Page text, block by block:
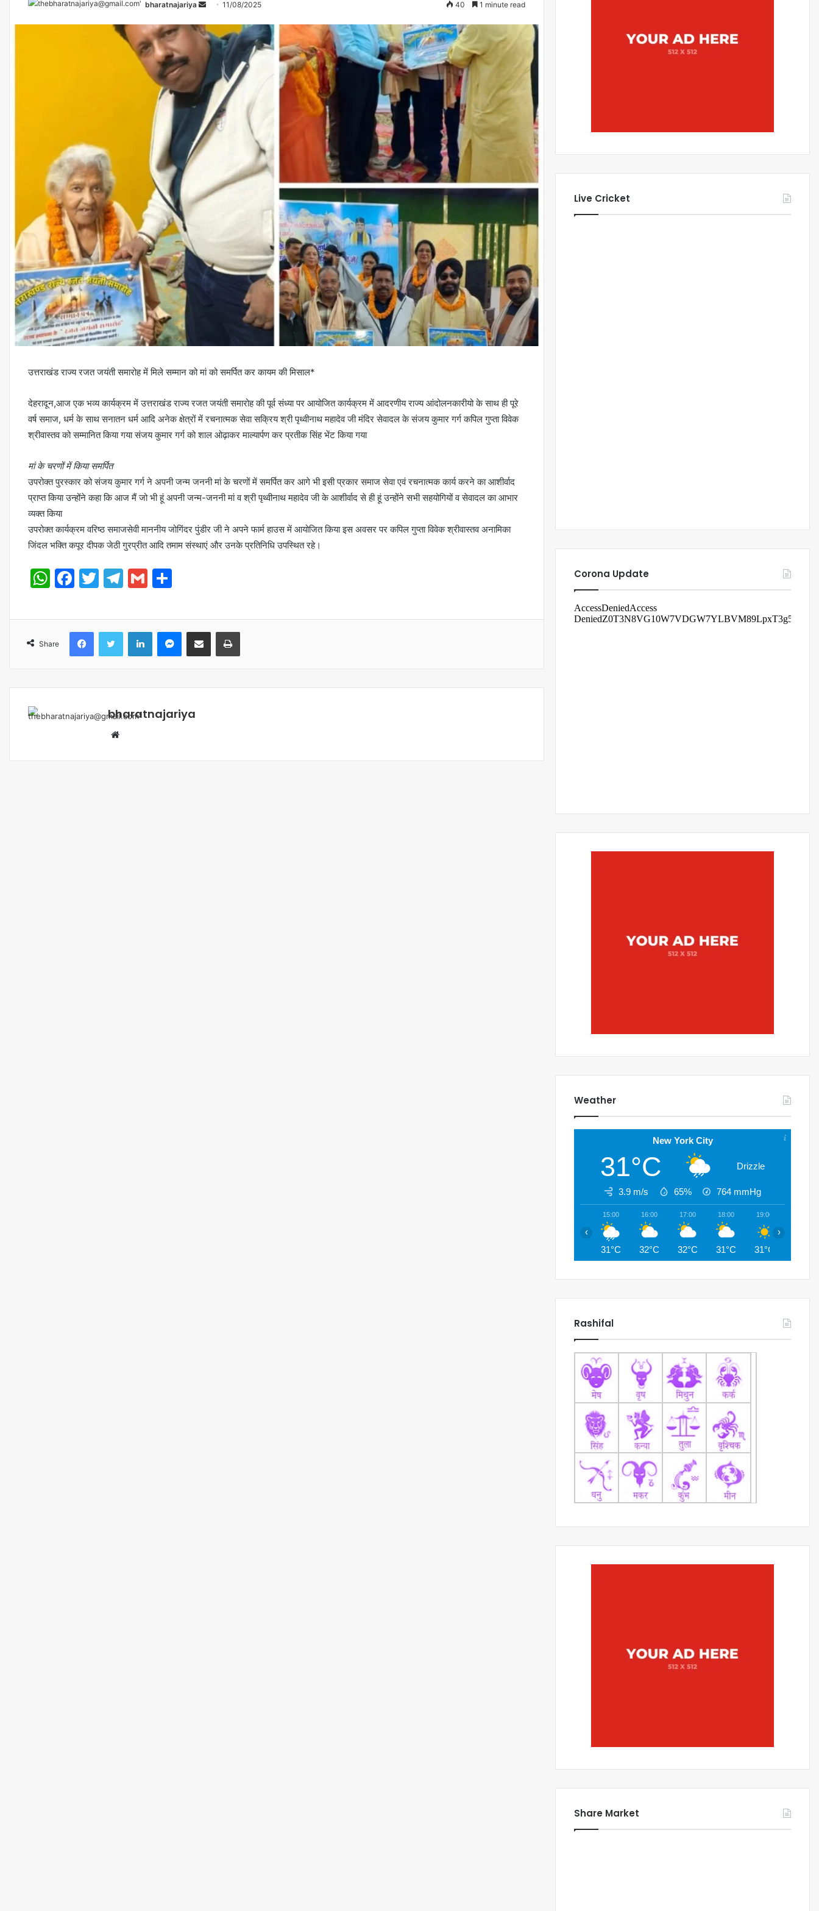
bharatnajariya 11/08/2025 40 1 minute read
उत्तराखंड राज्य रजत जयंती समारोह में मिले सम्मान को मां को समर्पित कर कायम की मिसाल*
देहरादून,आज एक भव्य कार्यक्रम में उत्तराखंड राज्य रजत जयंती समारोह की पूर्व संध्या पर आयोजित कार्यक्रम में आदरणीय राज्य आंदोलनकारीयो के साथ ही पूरे
वर्ष समाज, धर्म के साथ सनातन धर्म आदि अनेक क्षेत्रों में रचनात्मक सेवा सक्रिय श्री पृथ्वीनाथ महादेव जी मंदिर सेवादल के संजय कुमार गर्ग कपिल गुप्ता विवेक
श्रीवास्तव को सम्मानित किया गया संजय कुमार गर्ग को शाल ओढ़ाकर माल्यार्पण कर प्रतीक सिंह भेंट किया गया
मां के चरणों में किया समर्पित
उपरोक्त पुरस्कार को संजय कुमार गर्ग ने अपनी जन्म जननी मां के चरणों में समर्पित कर आगे भी इसी प्रकार समाज सेवा एवं रचनात्मक कार्य करने का आशीर्वाद
प्राप्त किया उन्होंने कहा कि आज मैं जो भी हूं अपनी जन्म-जननी मां व श्री पृथ्वीनाथ महादेव जी के आशीर्वाद से ही हूं उन्होंने सभी सहयोगियों व सेवादल का आभार
व्यक्त किया
उपरोक्त कार्यक्रम वरिष्ठ समाजसेवी माननीय जोगिंदर पुंडीर जी ने अपने फार्म हाउस में आयोजित किया इस अवसर पर कपिल गुप्ता विवेक श्रीवास्तव अनामिका
जिंदल भक्ति कपूर दीपक जेठी गुरप्रीत आदि तमाम संस्थाएं और उनके प्रतिनिधि उपस्थित रहे।
WhatsApp
Facebook
Twitter
Telegram
Gmail
Share
bharatnajariya
Live Cricket
Corona Update
Weather
New York City
31°C Drizzle
3.9 m/s 65% 764 mmHg
15:00
31°C
16:00
32°C
17:00
32°C
18:00
31°C
19:00
31°C
‹ ›
Rashifal
Share Market